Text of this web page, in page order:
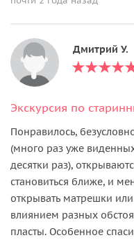
Дмитрий У.
Понравилось,
(много раз уже
десятки раз),
становиться ближе, и
открывать матрешки
влиянием разных
пласты. Особенное